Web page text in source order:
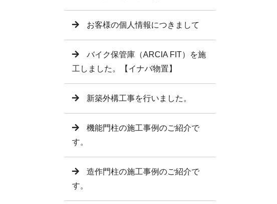
お客様の個人情報につきまして
バイク保管庫（ARCIA FIT）を施
工しました。【イナバ物置】
新築外構工事を行いました。
機能門柱の施工事例のご紹介で
す。
造作門柱の施工事例のご紹介で
す。